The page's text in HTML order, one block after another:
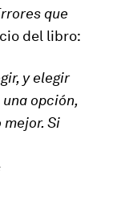
que
del libro:
y elegir
opción,
Si